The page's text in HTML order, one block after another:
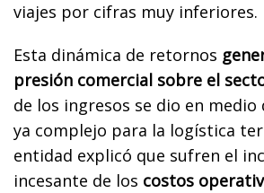
viajes por cifras muy inferiores.
Esta dinámica de retornos
presión comercial sobre el
de los ingresos se dio en
ya complejo para la logística
entidad explicó que sufren el
incesante de los costos